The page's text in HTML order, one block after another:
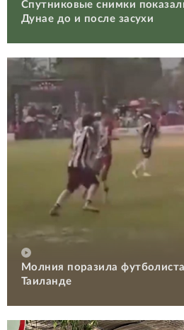
Спутниковые снимки
Дунае до и после засухи
Молния поразила
Таиланде